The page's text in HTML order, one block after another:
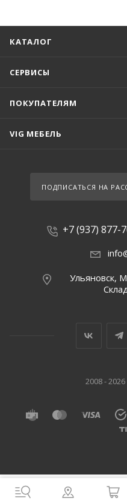
КАТАЛОГ
СЕРВИСЫ
ПОКУПАТЕЛЯМ
VIG МЕБЕЛЬ
ПОДПИСАТЬСЯ НА
+7 (937) 877-
Ульяновск,
2008 -